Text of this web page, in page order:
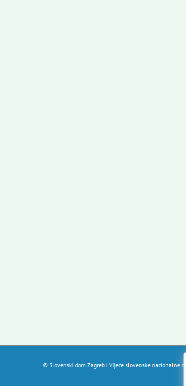
© Slovenski dom Zagreb i Vijeće slovenske nacionalne